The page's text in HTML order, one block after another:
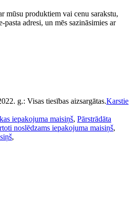
mūsu produktiem vai cenu sarakstu,
pasta adresi, un mēs sazināsimies ar
g.: Visas tiesības aizsargātas.Karstie
iepakojuma maisiņš, Pārstrādāta
noslēdzams iepakojuma maisiņš,
,